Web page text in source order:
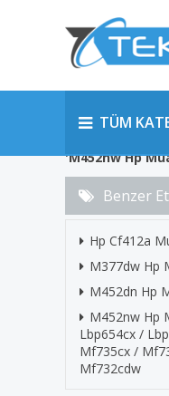
TÜM
'M452nw Hp
Benzer
Hp Cf412a
M377dw Hp
M452dn Hp
M452nw Hp
Lbp654cx /
Mf735cx /
Mf732cdw